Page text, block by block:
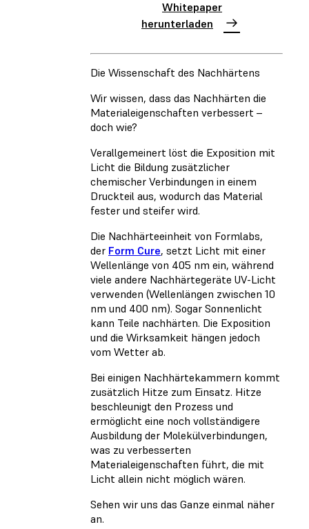
Whitepaper
herunterladen
Die Wissenschaft des Nachhärtens
Wir wissen, dass das Nachhärten die
Materialeigenschaften verbessert –
doch wie?
Verallgemeinert löst die Exposition mit
Licht die Bildung zusätzlicher
chemischer Verbindungen in einem
Druckteil aus, wodurch das Material
fester und steifer wird.
Die Nachhärteeinheit von Formlabs,
der Form Cure, setzt Licht mit einer
Wellenlänge von 405 nm ein, während
viele andere Nachhärtegeräte UV-Licht
verwenden (Wellenlängen zwischen 10
nm und 400 nm). Sogar Sonnenlicht
kann Teile nachhärten. Die Exposition
und die Wirksamkeit hängen jedoch
vom Wetter ab.
Bei einigen Nachhärtekammern kommt
zusätzlich Hitze zum Einsatz. Hitze
beschleunigt den Prozess und
ermöglicht eine noch vollständigere
Ausbildung der Molekülverbindungen,
was zu verbesserten
Materialeigenschaften führt, die mit
Licht allein nicht möglich wären.
Sehen wir uns das Ganze einmal näher
an.